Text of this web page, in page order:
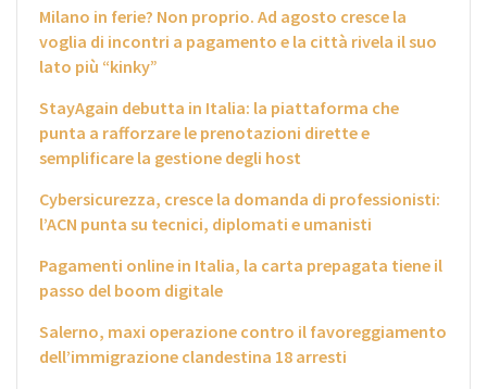
Milano in ferie? Non proprio. Ad agosto cresce la
voglia di incontri a pagamento e la città rivela il suo
lato più “kinky”
StayAgain debutta in Italia: la piattaforma che
punta a rafforzare le prenotazioni dirette e
semplificare la gestione degli host
Cybersicurezza, cresce la domanda di professionisti:
l’ACN punta su tecnici, diplomati e umanisti
Pagamenti online in Italia, la carta prepagata tiene il
passo del boom digitale
Salerno, maxi operazione contro il favoreggiamento
dell’immigrazione clandestina 18 arresti